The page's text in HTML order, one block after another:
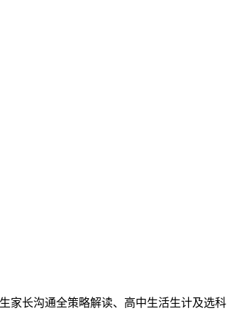
家长沟通全策略解读、高中生活生计及选科